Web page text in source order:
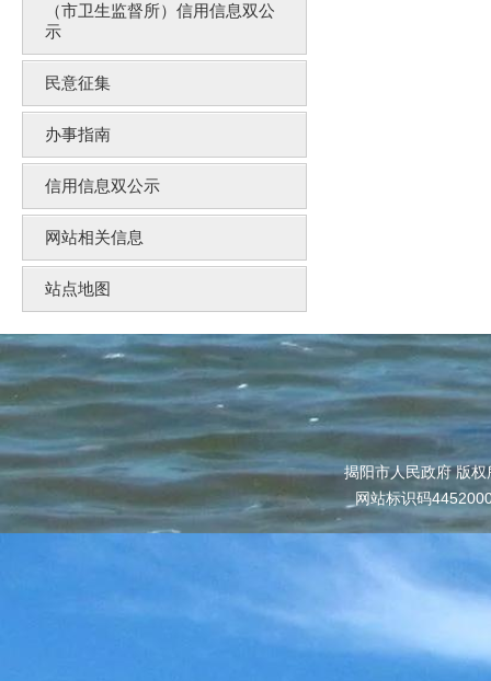
（市卫生监督所）信用信息双公
示
民意征集
办事指南
信用信息双公示
网站相关信息
站点地图
揭阳市人民政府 版
网站标识码